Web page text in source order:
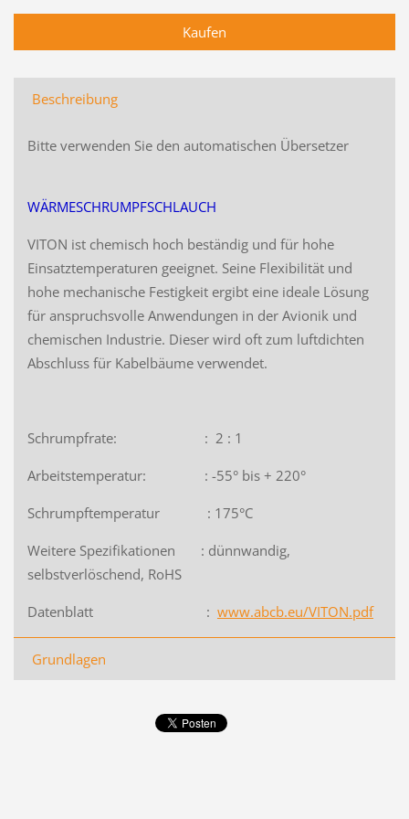
Beschreibung
Bitte verwenden Sie den automatischen Übersetzer
WÄRMESCHRUMPFSCHLAUCH
VITON ist chemisch hoch beständig und für hohe
Einsatztemperaturen geeignet. Seine Flexibilität und
hohe mechanische Festigkeit ergibt eine ideale Lösung
für anspruchsvolle Anwendungen in der Avionik und
chemischen Industrie. Dieser wird oft zum luftdichten
Abschluss für Kabelbäume verwendet.
Schrumpfrate: : 2 : 1
Arbeitstemperatur: : -55° bis + 220°
Schrumpftemperatur : 175°C
Weitere Spezifikationen : dünnwandig,
selbstverlöschend, RoHS
Datenblatt : www.abcb.eu/VITON.pdf
Grundlagen